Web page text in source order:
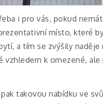
i pro vás, pokud
místo, které
a tím se zvýšily
vzhledem k omezené,
takovou nabídku ve